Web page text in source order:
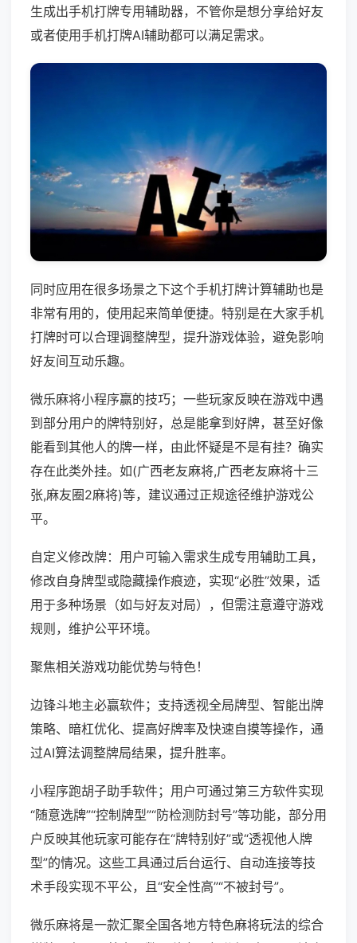
生成出手机打牌专用辅助器，不管你是想分享给好友
或者使用手机打牌AI辅助都可以满足需求。
同时应用在很多场景之下这个手机打牌计算辅助也是
非常有用的，使用起来简单便捷。特别是在大家手机
打牌时可以合理调整牌型，提升游戏体验，避免影响
好友间互动乐趣。
微乐麻将小程序赢的技巧；一些玩家反映在游戏中遇
到部分用户的牌特别好，总是能拿到好牌，甚至好像
能看到其他人的牌一样，由此怀疑是不是有挂？确实
存在此类外挂。如(广西老友麻将,广西老友麻将十三
张,麻友圈2麻将)等，建议通过正规途径维护游戏公
平。
自定义修改牌：用户可输入需求生成专用辅助工具，
修改自身牌型或隐藏操作痕迹，实现“必胜”效果，适
用于多种场景（如与好友对局），但需注意遵守游戏
规则，维护公平环境。
聚焦相关游戏功能优势与特色！
边锋斗地主必赢软件；支持透视全局牌型、智能出牌
策略、暗杠优化、提高好牌率及快速自摸等操作，通
过AI算法调整牌局结果，提升胜率。
小程序跑胡子助手软件；用户可通过第三方软件实现
“随意选牌”“控制牌型”“防检测防封号”等功能，部分用
户反映其他玩家可能存在“牌特别好”或“透视他人牌
型”的情况。这些工具通过后台运行、自动连接等技
术手段实现不平公，且“安全性高”“不被封号”。
微乐麻将是一款汇聚全国各地方特色麻将玩法的综合